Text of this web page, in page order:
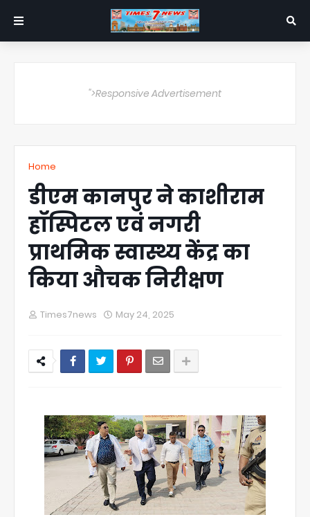
">Responsive Advertisement
Home
डीएम कानपुर ने काशीराम
हॉस्पिटल एवं नगरी
प्राथमिक स्वास्थ्य केंद्र का
किया औचक निरीक्षण
Times7news May 24, 2025